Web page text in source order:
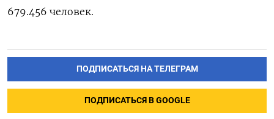
679.456 человек.
ПОДПИСАТЬСЯ НА ТЕЛЕГРАМ
ПОДПИСАТЬСЯ В GOOGLE